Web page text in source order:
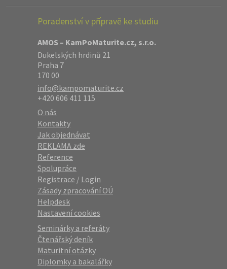
Poradenství v přípravě ke studiu
AMOS – KamPoMaturite.cz, s.r.o.
Dukelských hrdinů 21
Praha 7
170 00
info@kampomaturite.cz
+420 606 411 115
O nás
Kontakty
Jak objednávat
REKLAMA zde
Reference
Spolupráce
Registrace / Login
Zásady zpracování OÚ
Helpdesk
Nastavení cookies
Seminárky a referáty
Čtenářský deník
Maturitní otázky
Diplomky a bakalářky